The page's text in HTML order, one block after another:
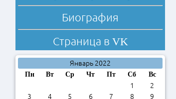
Биография
Страница в VK
Январь 2022
Пн Вт Ср Чт Пт Сб Вс
1
2
3
4 5 6 7 8 9